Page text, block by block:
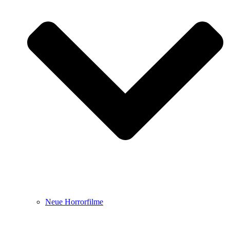
Neue Horrorfilme